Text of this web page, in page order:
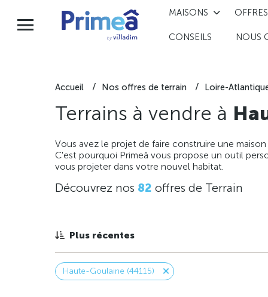
MAISONS OFFRES
CONSEILS NOUS
Accueil Nos offres de terrain Loire-
Terrains à vendre à
Vous avez le projet de faire construire une
C'est pourquoi Primeâ vous propose un outil
vous projeter dans votre nouvel habitat.
Découvrez nos 82 offres de Terrain
Plus récentes
Haute-Goulaine (44115)